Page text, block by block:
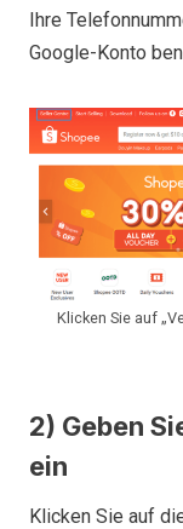
Ihre
Google-Konto
Klicken Sie auf
2) Geben
ein
Klicken Sie auf